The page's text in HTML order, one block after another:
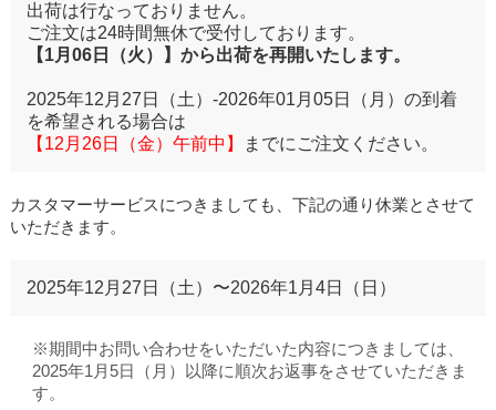
出荷は行なっておりません。
ご注文は24時間無休で受付しております。
【1月06日（火）】から出荷を再開いたします。
2025年12月27日（土）-2026年01月05日（月）の到着
を希望される場合は
【12月26日（金）午前中】
までにご注文ください。
カスタマーサービスにつきましても、下記の通り休業とさせて
いただきます。
2025年12月27日（土）〜2026年1月4日（日）
※期間中お問い合わせをいただいた内容につきましては、
2025年1月5日（月）以降に順次お返事をさせていただきま
す。